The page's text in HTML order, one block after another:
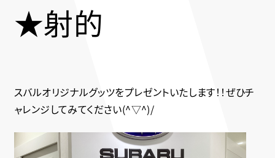
★射的
スバルオリジナルグッツをプレゼントいたします！！ぜひチ
ャレンジしてみてください(^▽^)/